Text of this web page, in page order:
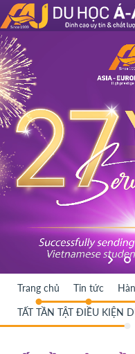
Trang chủ Tin tức
TẤT TẦN TẬT ĐIỀU KIỆN